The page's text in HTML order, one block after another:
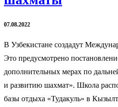
07.08.2022
В Узбекистане создадут
Это предусмотрено
дополнительных мерах по
и развитию шахмат». Школа
базы отдыха «Тудакуль» в